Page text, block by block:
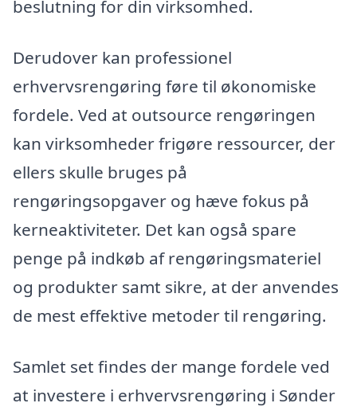
beslutning for din virksomhed.
Derudover kan professionel
erhvervsrengøring føre til økonomiske
fordele. Ved at outsource rengøringen
kan virksomheder frigøre ressourcer, der
ellers skulle bruges på
rengøringsopgaver og hæve fokus på
kerneaktiviteter. Det kan også spare
penge på indkøb af rengøringsmateriel
og produkter samt sikre, at der anvendes
de mest effektive metoder til rengøring.
Samlet set findes der mange fordele ved
at investere i erhvervsrengøring i Sønder